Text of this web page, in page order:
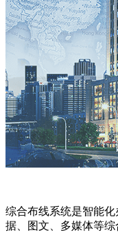
综合布线系统是智能
据、图文、多媒体等综